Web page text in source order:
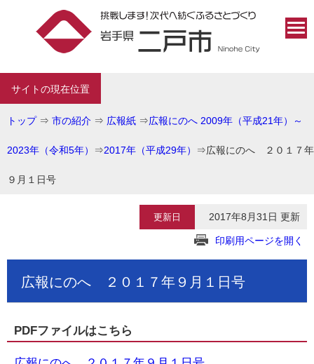
サイトの現在位置
トップ⇒ 市の紹介 ⇒ 広報紙 ⇒広報にのへ 2009年（平成21年）～
2023年（令和5年） ⇒2017年（平成29年） ⇒広報にのへ ２０１７年
９月１日号
更新日 2017年8月31日 更新
印刷用ページを開く
広報にのへ ２０１７年９月１日号
PDFファイルはこちら